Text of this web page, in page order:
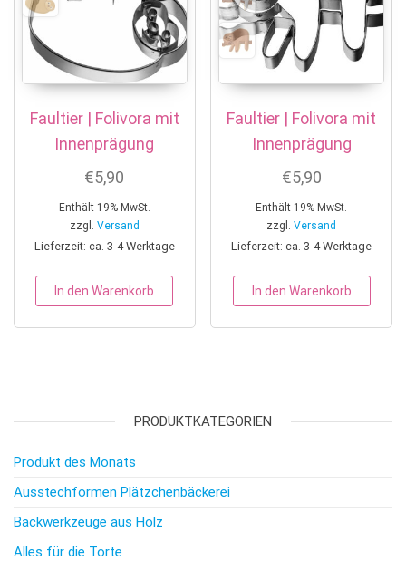
Faultier | Folivora mit
Innenprägung
€5,90
Enthält 19% MwSt.
zzgl. Versand
Lieferzeit: ca. 3-4 Werktage
In den Warenkorb
Faultier | Folivora mit
Innenprägung
€5,90
Enthält 19% MwSt.
zzgl.Versand
Lieferzeit: ca. 3-4 Werktage
In den Warenkorb
PRODUKTKATEGORIEN
Produkt des Monats
Ausstechformen Plätzchenbäckerei
Backwerkzeuge aus Holz
Alles für die Torte